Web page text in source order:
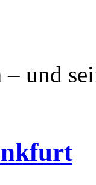
und